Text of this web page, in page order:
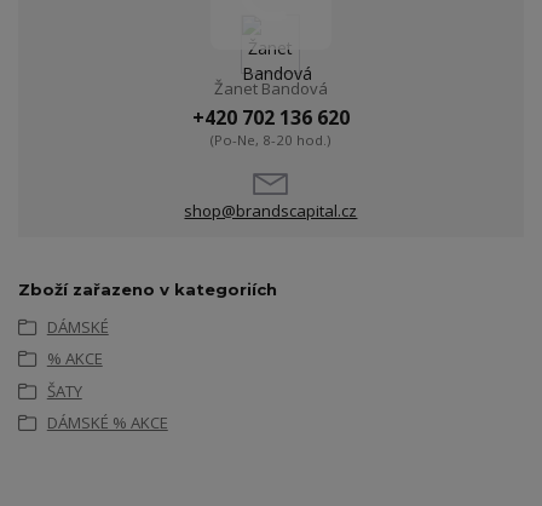
Žanet Bandová
+420 702 136 620
(Po-Ne, 8-20 hod.)
shop@brandscapital.cz
Zboží zařazeno v kategoriích
DÁMSKÉ
% AKCE
ŠATY
DÁMSKÉ % AKCE